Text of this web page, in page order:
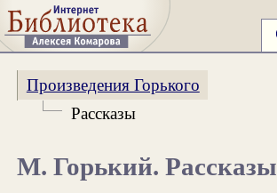
Произведения Горького
Рассказы
М. Горький. Рассказы